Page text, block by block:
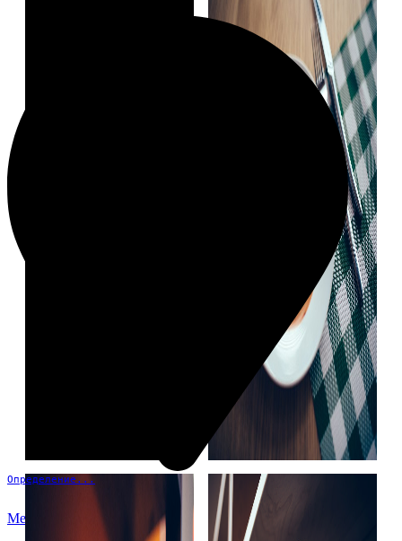
Определение...
Меню